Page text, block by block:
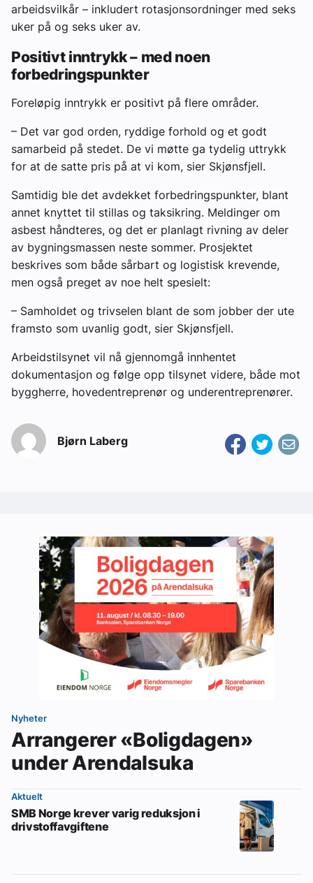
arbeidsvilkår – inkludert rotasjonsordninger med seks
uker på og seks uker av.
Positivt inntrykk – med noen
forbedringspunkter
Foreløpig inntrykk er positivt på flere områder.
– Det var god orden, ryddige forhold og et godt
samarbeid på stedet. De vi møtte ga tydelig uttrykk
for at de satte pris på at vi kom, sier Skjønsfjell.
Samtidig ble det avdekket forbedringspunkter, blant
annet knyttet til stillas og taksikring. Meldinger om
asbest håndteres, og det er planlagt rivning av deler
av bygningsmassen neste sommer. Prosjektet
beskrives som både sårbart og logistisk krevende,
men også preget av noe helt spesielt:
– Samholdet og trivselen blant de som jobber der ute
framsto som uvanlig godt, sier Skjønsfjell.
Arbeidstilsynet vil nå gjennomgå innhentet
dokumentasjon og følge opp tilsynet videre, både mot
byggherre, hovedentreprenør og underentreprenører.
Bjørn Laberg
Nyheter
Arrangerer «Boligdagen»
under Arendalsuka
Aktuelt
SMB Norge krever varig reduksjon i
drivstoffavgiftene